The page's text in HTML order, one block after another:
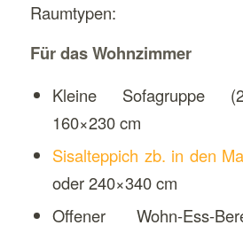
Raumtypen:
Für das Wohnzimmer
Kleine Sofagruppe
160×230 cm
Sisalteppich zb. in den
oder 240×340 cm
Offener Wohn-Ess-